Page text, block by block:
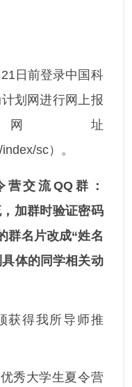
日前登录中国科
划网进行网上报
址
sc）。
营交流QQ群：
加群时验证密码
群名片改成“姓名
体的同学相关动
获得我所导师推
秀大学生夏令营